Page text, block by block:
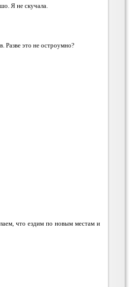
Я не скучала.
Разве это не остроумно?
что ездим по новым местам и